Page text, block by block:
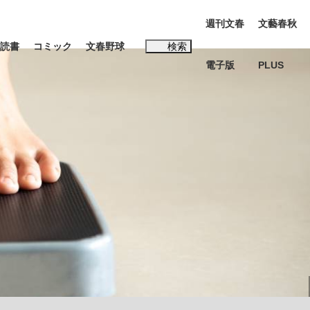
ンタビュー
将棋
読書 コミック 文春野球 検索
#松田聖子
週刊文春
電子版
文藝春秋
PLUS